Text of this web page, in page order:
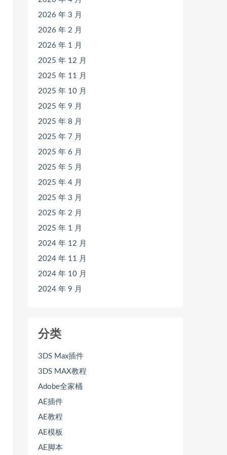
2026 年 3 月
2026 年 2 月
2026 年 1 月
2025 年 12 月
2025 年 11 月
2025 年 10 月
2025 年 9 月
2025 年 8 月
2025 年 7 月
2025 年 6 月
2025 年 5 月
2025 年 4 月
2025 年 3 月
2025 年 2 月
2025 年 1 月
2024 年 12 月
2024 年 11 月
2024 年 10 月
2024 年 9 月
分类
3DS Max插件
3DS MAX教程
Adobe全家桶
AE插件
AE教程
AE模板
AE脚本